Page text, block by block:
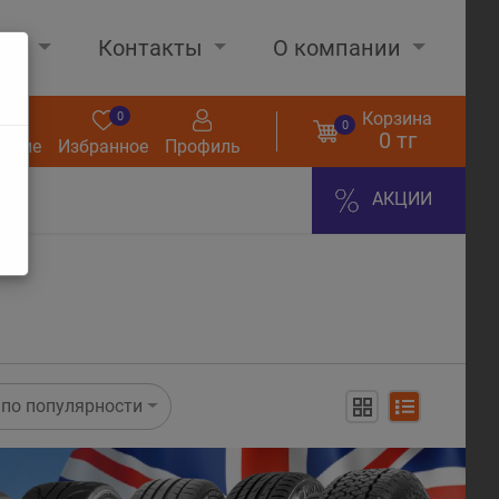
Контакты О компании
Избранное
0
Профиль
0 Корзина
0 тг
АКЦИИ
по популярности